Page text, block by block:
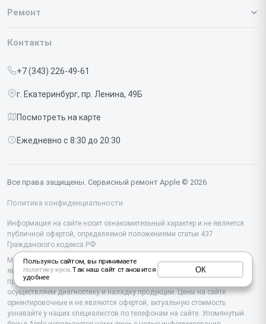
О нашем сервисе
Срочный ремонт
Доставка и способы оплаты
Диагностика
Контакты
Ремонт
Iphone
Studio Display
Vision Pro
Контакты
+7 (343) 226-49-61
г. Екатеринбург, пр. Ленина, 49Б
Посмотреть на карте
Ежедневно с 8:30 до 20:30
Все права защищены. Сервисный ремонт Apple © 2026
Политика конфиденциальности
Информация на сайте носит ознакомительный характер и не является
публичной офертой, определяемой положениями статьи 437
Гражданского кодекса РФ.
Мы специализируемся на обслуживании и ремонте техники Apple, но не
являемся их официальным представителем. Предоставляем
профессиональные услуги после истечения гарантии, а также
осуществляем диагностику и наладку продукции. Цены на сайте
ориентировочные и не являются офертой, актуальную стоимость
узнавайте у наших специалистов по телефонам на сайте. Упомянутый
Пользуясь сайтом, вы принимаете
политику куки. Так наш сайт становится
удобнее
ОК